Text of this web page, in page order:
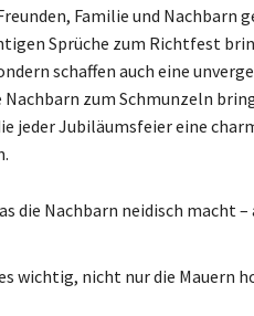
Familie und Nachbarn
Sprüche zum Richtfest
schaffen auch eine
Nachbarn zum Schmunzeln
jeder Jubiläumsfeier eine
die Nachbarn neidisch
wichtig, nicht nur die Mauern